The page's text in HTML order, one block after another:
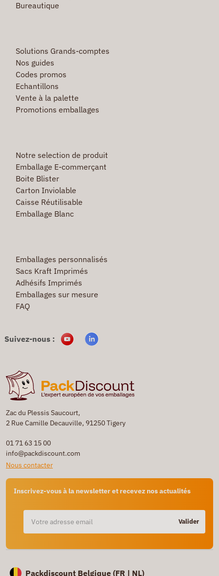
Zac du Plessis Saucourt,
2 Rue Camille Decauville, 91250 Tigery
01 71 63 15 00
info@packdiscount.com
Nous contacter
Inscrivez-vous à la newsletter et recevez nos actualités
Valider
Bureautique
Solutions Grands-comptes
Nos guides
Codes promos
Echantillons
Vente à la palette
Promotions emballages
Notre selection de produit
Emballage E-commerçant
Boite Blister
Carton Inviolable
Caisse Réutilisable
Emballage Blanc
Emballages personnalisés
Sacs Kraft Imprimés
Adhésifs Imprimés
Emballages sur mesure
FAQ
Suivez-nous :
Packdiscount Belgique (FR | NL)